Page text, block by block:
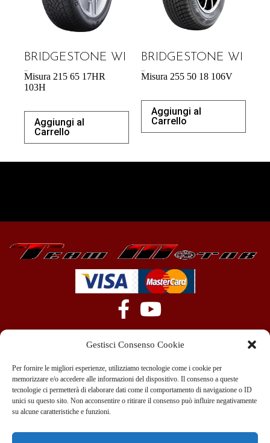
Gestisci Consenso Cookie
Per fornire le migliori esperienze, utilizziamo tecnologie come i cookie per
memorizzare e/o accedere alle informazioni del dispositivo. Il consenso a queste
tecnologie ci permetterà di elaborare dati come il comportamento di navigazione o ID
unici su questo sito. Non acconsentire o ritirare il consenso può influire negativamente
su alcune caratteristiche e funzioni.
BRIDGESTONE WI
Misura 215 65 17HR
103H
Aggiungi al
Carrello
BRIDGESTONE WI
Misura 255 50 18 106V
Aggiungi al
Carrello
+39 351 970 89 33
info@teammotor.it